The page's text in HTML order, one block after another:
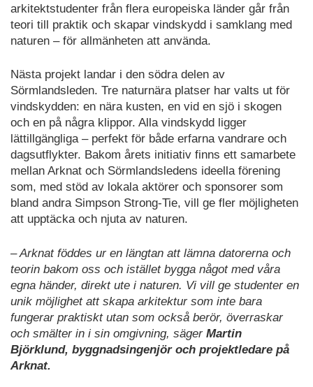
arkitektstudenter från flera europeiska länder går från
teori till praktik och skapar vindskydd i samklang med
naturen – för allmänheten att använda.
Nästa projekt landar i den södra delen av
Sörmlandsleden. Tre naturnära platser har valts ut för
vindskydden: en nära kusten, en vid en sjö i skogen
och en på några klippor. Alla vindskydd ligger
lättillgängliga – perfekt för både erfarna vandrare och
dagsutflykter. Bakom årets initiativ finns ett samarbete
mellan Arknat och Sörmlandsledens ideella förening
som, med stöd av lokala aktörer och sponsorer som
bland andra Simpson Strong-Tie, vill ge fler möjligheten
att upptäcka och njuta av naturen.
– Arknat föddes ur en längtan att lämna datorerna och
teorin bakom oss och istället bygga något med våra
egna händer, direkt ute i naturen. Vi vill ge studenter en
unik möjlighet att skapa arkitektur som inte bara
fungerar praktiskt utan som också berör, överraskar
och smälter in i sin omgivning, säger Martin
Björklund, byggnadsingenjör och projektledare på
Arknat.